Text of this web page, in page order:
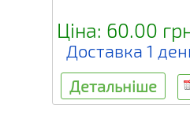
Ціна: 60.00
Доставка 1
Детальніше